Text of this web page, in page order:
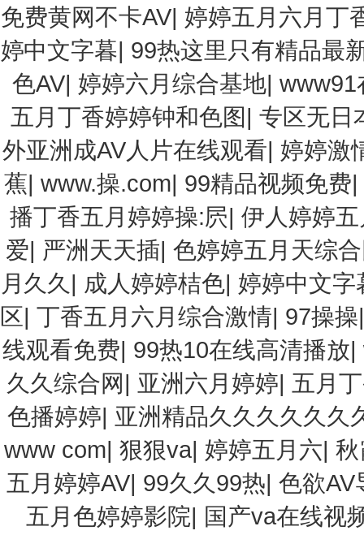
免费黄网不卡AV| 婷婷五月六月丁
婷中文字暮| 99热这里只有精品最
色AV| 婷婷六月综合基地| www91
五月丁香婷婷钟和色图|专区无日
外亚洲成AV人片在线观看| 婷婷激
蕉|www.操.com| 99精品视频免费
播丁香五月婷婷操:屄| 伊人婷婷
爱| 严洲天天插| 色婷婷五月天综
月久久 | 成人婷婷桔色| 婷婷中文字
区| 丁香五月六月综合激情| 97操操
线观看免费| 99热10在线高清播放|
久久综合网| 亚洲六月婷婷| 五月
色播婷婷| 亚洲精品久久久久久久
www com|狠狠va| 婷婷五月六|
五月婷婷AV| 99久久99热| 色欲AV
五月色婷婷影院| 国产va在线视